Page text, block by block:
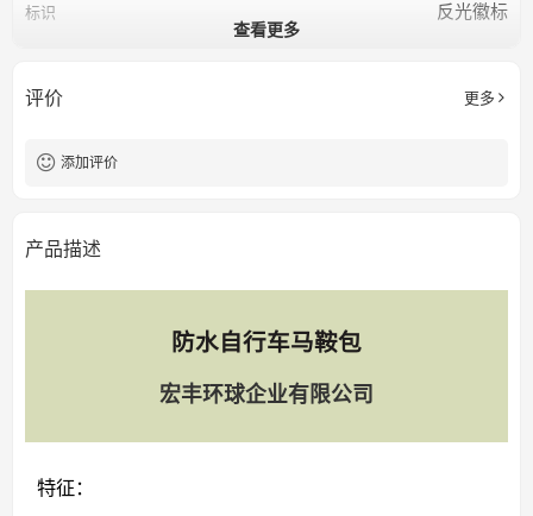
标识 反光徽标
查看更多
评价 更多
添加评价
产品描述
防水自行车马鞍包
宏丰环球企业有限公司
特征：